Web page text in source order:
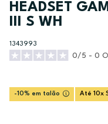
HEADSET
III S WH
1343993
0/5 - 0
-10% em talão Até 10x